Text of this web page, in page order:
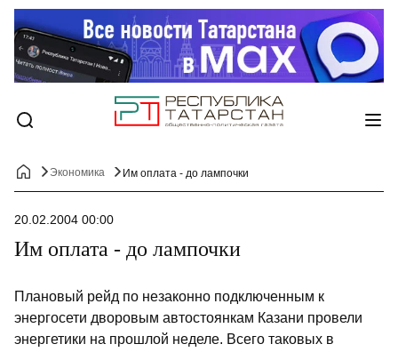
Экономика Им оплата - до лампочки
20.02.2004 00:00
Им оплата - до лампочки
Плановый рейд по незаконно подключенным к
энергосети дворовым автостоянкам Казани провели
энергетики на прошлой неделе. Всего таковых в